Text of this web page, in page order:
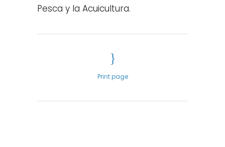
Pesca y la Acuicultura.
Print page